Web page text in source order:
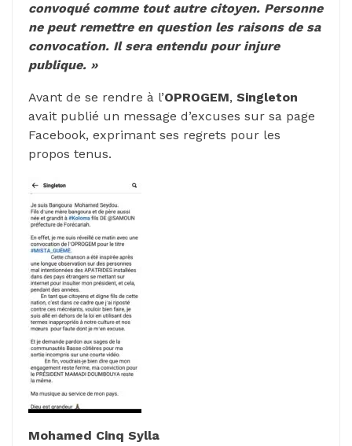
convoqué comme tout autre citoyen. Personne
ne peut remettre en question les raisons de sa
convocation. Il sera entendu pour injure
publique. »
Avant de se rendre à l’OPROGEM, Singleton
avait publié un message d’excuses sur sa page
Facebook, exprimant ses regrets pour les
propos tenus.
Mohamed Cinq Sylla